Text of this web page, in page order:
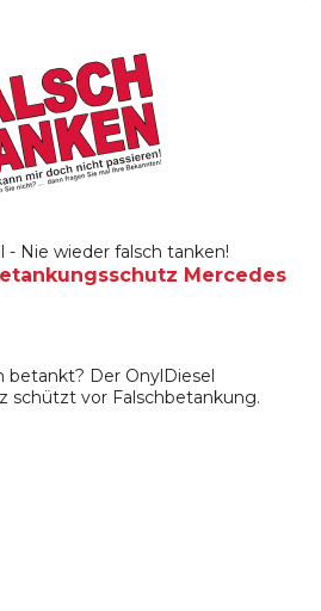
- Nie wieder falsch tanken!
Mercedes
betankt? Der OnylDiesel
schützt vor Falschbetankung.